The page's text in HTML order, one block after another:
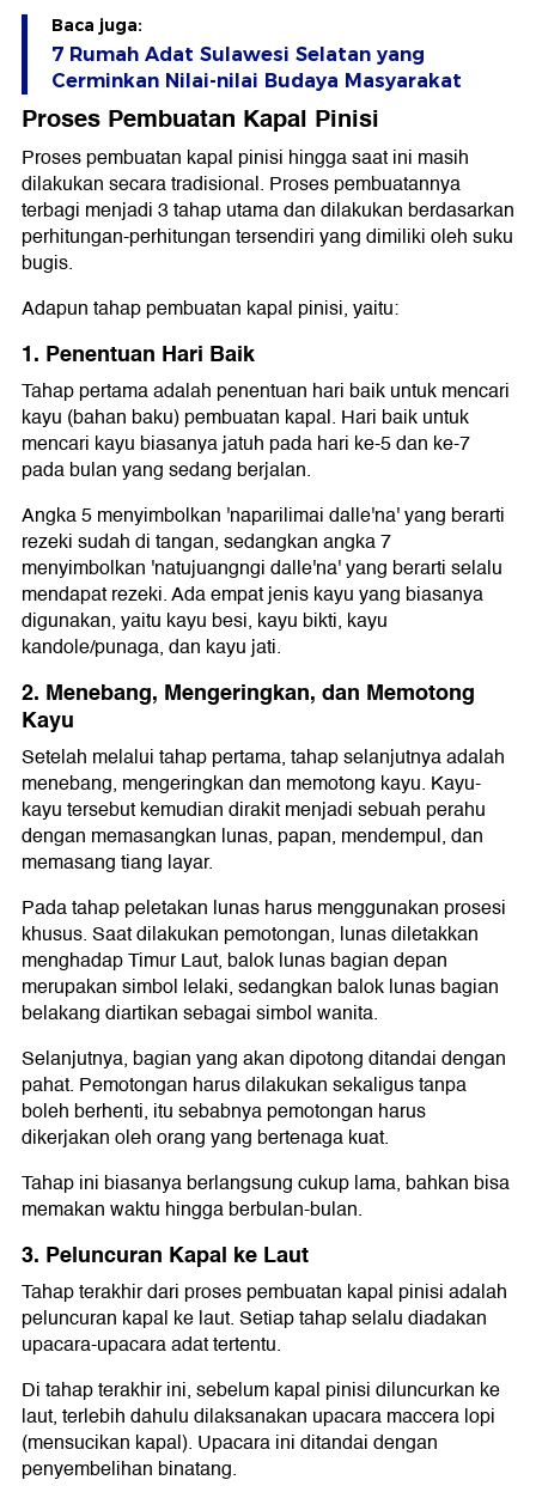
Baca juga:
7 Rumah Adat Sulawesi Selatan yang
Cerminkan Nilai-nilai Budaya Masyarakat
Proses Pembuatan Kapal Pinisi
Proses pembuatan kapal pinisi hingga saat ini masih
dilakukan secara tradisional. Proses pembuatannya
terbagi menjadi 3 tahap utama dan dilakukan berdasarkan
perhitungan-perhitungan tersendiri yang dimiliki oleh suku
bugis.
Adapun tahap pembuatan kapal pinisi, yaitu:
1. Penentuan Hari Baik
Tahap pertama adalah penentuan hari baik untuk mencari
kayu (bahan baku) pembuatan kapal. Hari baik untuk
mencari kayu biasanya jatuh pada hari ke-5 dan ke-7
pada bulan yang sedang berjalan.
Angka 5 menyimbolkan 'naparilimai dalle'na' yang berarti
rezeki sudah di tangan, sedangkan angka 7
menyimbolkan 'natujuangngi dalle'na' yang berarti selalu
mendapat rezeki. Ada empat jenis kayu yang biasanya
digunakan, yaitu kayu besi, kayu bikti, kayu
kandole/punaga, dan kayu jati.
2. Menebang, Mengeringkan, dan Memotong
Kayu
Setelah melalui tahap pertama, tahap selanjutnya adalah
menebang, mengeringkan dan memotong kayu. Kayu-
kayu tersebut kemudian dirakit menjadi sebuah perahu
dengan memasangkan lunas, papan, mendempul, dan
memasang tiang layar.
Pada tahap peletakan lunas harus menggunakan prosesi
khusus. Saat dilakukan pemotongan, lunas diletakkan
menghadap Timur Laut, balok lunas bagian depan
merupakan simbol lelaki, sedangkan balok lunas bagian
belakang diartikan sebagai simbol wanita.
Selanjutnya, bagian yang akan dipotong ditandai dengan
pahat. Pemotongan harus dilakukan sekaligus tanpa
boleh berhenti, itu sebabnya pemotongan harus
dikerjakan oleh orang yang bertenaga kuat.
Tahap ini biasanya berlangsung cukup lama, bahkan bisa
memakan waktu hingga berbulan-bulan.
3. Peluncuran Kapal ke Laut
Tahap terakhir dari proses pembuatan kapal pinisi adalah
peluncuran kapal ke laut. Setiap tahap selalu diadakan
upacara-upacara adat tertentu.
Di tahap terakhir ini, sebelum kapal pinisi diluncurkan ke
laut, terlebih dahulu dilaksanakan upacara maccera lopi
(mensucikan kapal). Upacara ini ditandai dengan
penyembelihan binatang.